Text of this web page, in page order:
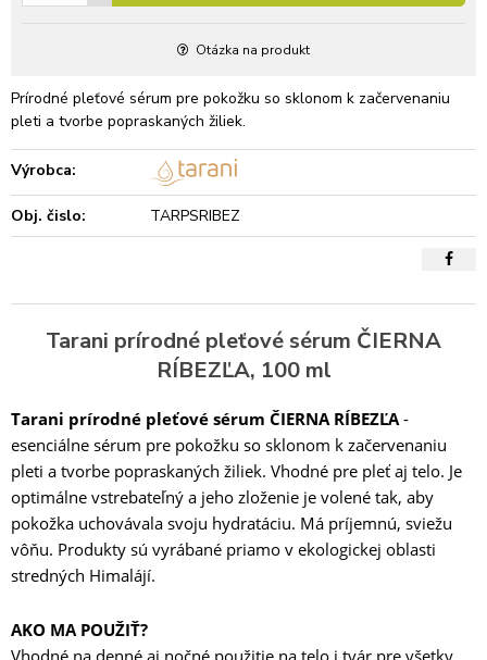
Otázka na produkt
Prírodné pleťové sérum pre pokožku so sklonom k začervenaniu
pleti a tvorbe popraskaných žiliek.
Výrobca:
Obj. čislo: TARPSRIBEZ
Tarani prírodné pleťové sérum ČIERNA
RÍBEZĽA, 100 ml
Tarani prírodné pleťové sérum ČIERNA RÍBEZĽA -
esenciálne sérum pre pokožku so sklonom k ​​začervenaniu
pleti a tvorbe popraskaných žiliek. Vhodné pre pleť aj telo. Je
optimálne vstrebateľný a jeho zloženie je volené tak, aby
pokožka uchovávala svoju hydratáciu. Má príjemnú, sviežu
vôňu. Produkty sú vyrábané priamo v ekologickej oblasti
stredných Himalájí.
AKO MA POUŽIŤ?
Vhodné na denné aj nočné použitie na telo i tvár pre všetky